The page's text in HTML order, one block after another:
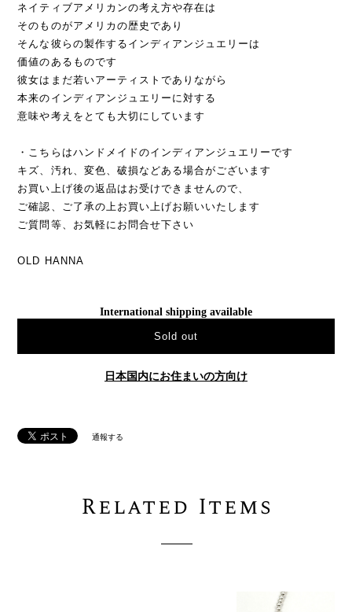
ネイティブアメリカンの考え方や存在は
そのものがアメリカの歴史であり
そんな彼らの製作するインディアンジュエリーは
価値のあるものです
彼女はまだ若いアーティストでありながら
本来のインディアンジュエリーに対する
意味や考えをとても大切にしています
・こちらはハンドメイドのインディアンジュエリーです
キズ、汚れ、変色、破損などある場合がございます
お買い上げ後の返品はお受けできませんので、
ご確認、ご了承の上お買い上げお願いいたします
ご質問等、お気軽にお問合せ下さい
OLD HANNA
International shipping available
Sold out
日本国内にお住まいの方向け
通報する
Related Items